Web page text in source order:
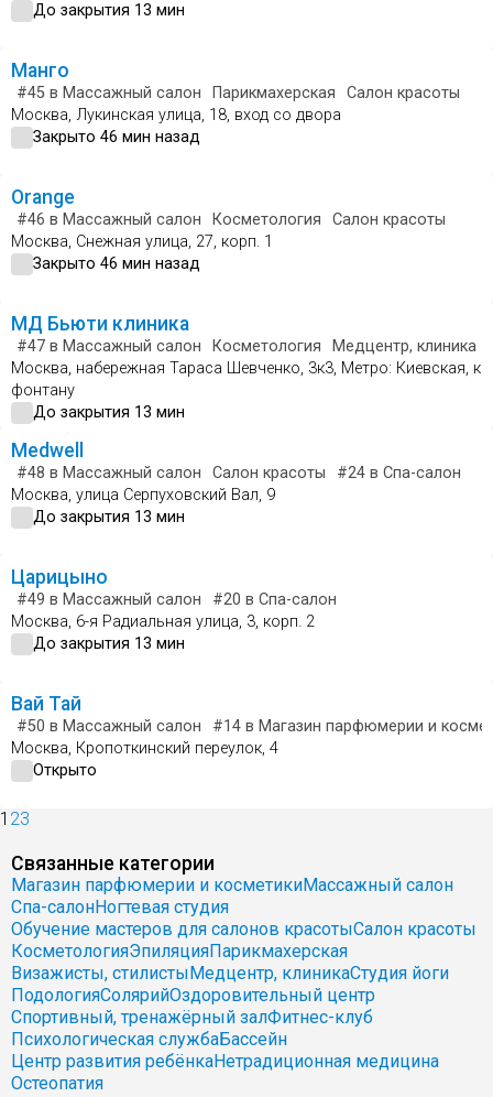
До закрытия 13 мин
Манго
#45 в Массажный салон Парикмахерская
Салон красоты
Москва, Лукинская улица, 18, вход со двора
Закрыто 46 мин назад
Orange
#46 в Массажный салон Косметология
Салон красоты
Москва, Снежная улица, 27, корп. 1
Закрыто 46 мин назад
МД Бьюти клиника
#47 в Массажный салон Косметология Медцентр, клиника
Москва, набережная Тараса Шевченко, 3к3, Метро: Киевская, к
фонтану
До закрытия 13 мин
Medwell
#48 в Массажный салон Салон красоты #24 в Спа-салон
Москва, улица Серпуховский Вал, 9
До закрытия 13 мин
Царицыно
#49 в Массажный салон #20 в Спа-салон
Москва, 6-я Радиальная улица, 3, корп. 2
До закрытия 13 мин
Вай Тай
#50 в Массажный салон #14 в Магазин парфюмерии и
Москва, Кропоткинский переулок, 4
Открыто
1 23
Связанные категории
Магазин парфюмерии и косметикиМассажный салон
Спа-салонНогтевая студия
Обучение мастеров для салонов красотыСалон красоты
КосметологияЭпиляцияПарикмахерская
Визажисты, стилистыМедцентр, клиникаСтудия йоги
ПодологияСолярийОздоровительный центр
Спортивный, тренажёрный залФитнес-клуб
Психологическая службаБассейн
Центр развития ребёнкаНетрадиционная медицина
Остеопатия